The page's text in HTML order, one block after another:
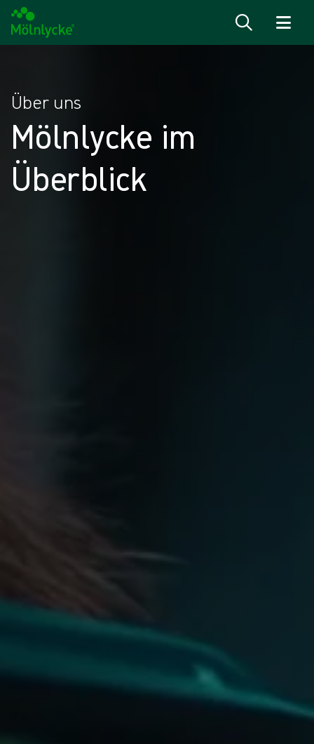
Über uns
Mölnlycke im
Überblick